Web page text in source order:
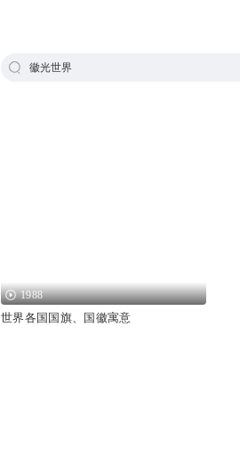
徽光世界
1988
世界各国国旗、国徽寓意